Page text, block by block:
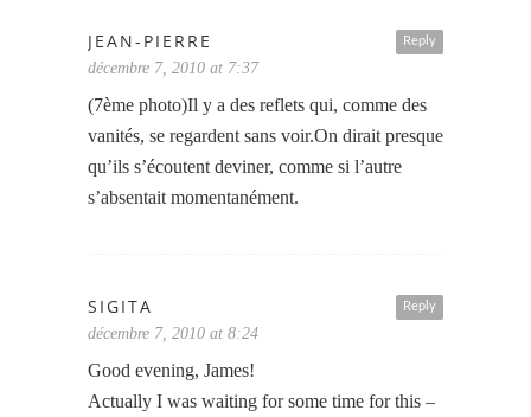
Reply
JEAN-PIERRE
décembre 7, 2010 at 7:37
(7ème photo)Il y a des reflets qui, comme des
vanités, se regardent sans voir.On dirait presque
qu’ils s’écoutent deviner, comme si l’autre
s’absentait momentanément.
Reply
SIGITA
décembre 7, 2010 at 8:24
Good evening, James!
Actually I was waiting for some time for this –